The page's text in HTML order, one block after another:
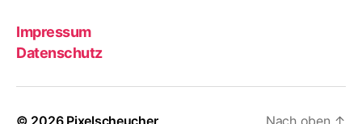
Impressum
Datenschutz
© 2026 Pixelscheucher Nach oben ↑